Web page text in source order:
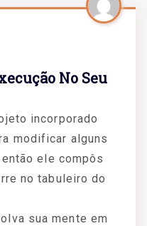
No Seu
incorporado
modificar alguns
ele compôs
no tabuleiro do
sua mente em